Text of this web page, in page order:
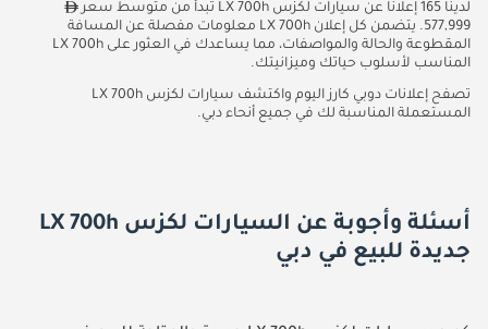
لدينا 165 إعلانًا عن سيارات لكزس LX 700h تبدأ من متوسط سعر
577,999. يتضمن كل إعلان LX 700h معلومات مفصلة عن المسافة
المقطوعة والحالة والمواصفات، مما يساعدك في العثور على LX 700h
المناسب لأسلوب حياتك وميزانيتك.
تصفح إعلانات دوبي كارز اليوم واكتشف سيارات لكزس LX 700h
المستعملة المناسبة لك في جميع أنحاء دبي.
أسئلة وأجوبة عن السيارات لكزس LX 700h
جديدة للبيع في دبي